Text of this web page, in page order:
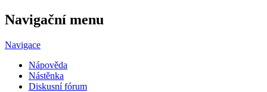
Navigační menu
Navigace
Nápověda
Nástěnka
Diskusní fórum